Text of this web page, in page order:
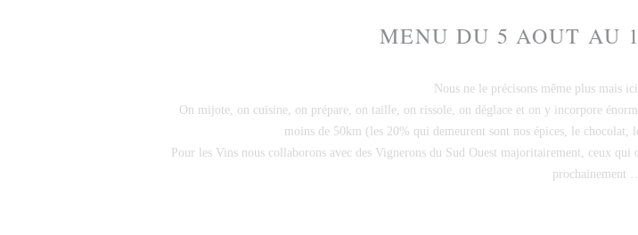
MENU DU 5 AOUT AU
Nous ne le précisons même plus mais
On mijote, on cuisine, on prépare, on taille, on rissole, on déglace et on y incorpore
moins de 50km (les 20% qui demeurent sont nos épices, le chocolat,
Pour les Vins nous collaborons avec des Vignerons du Sud Ouest majoritairement, ceux
prochainement